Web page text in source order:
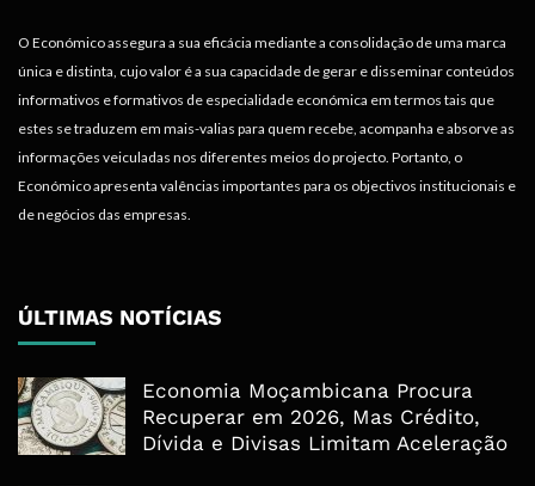
O Económico assegura a sua eficácia mediante a consolidação de uma marca
única e distinta, cujo valor é a sua capacidade de gerar e disseminar conteúdos
informativos e formativos de especialidade económica em termos tais que
estes se traduzem em mais-valias para quem recebe, acompanha e absorve as
informações veiculadas nos diferentes meios do projecto. Portanto, o
Económico apresenta valências importantes para os objectivos institucionais e
de negócios das empresas.
ÚLTIMAS NOTÍCIAS
Economia Moçambicana Procura
Recuperar em 2026, Mas Crédito,
Dívida e Divisas Limitam Aceleração